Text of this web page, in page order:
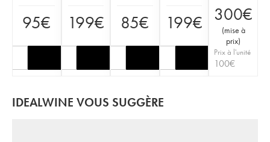
95€ 199€ 85€ 199€ 300€
(mise à
prix)
Prix à l'unité
100€
IDEALWINE VOUS SUGGÈRE